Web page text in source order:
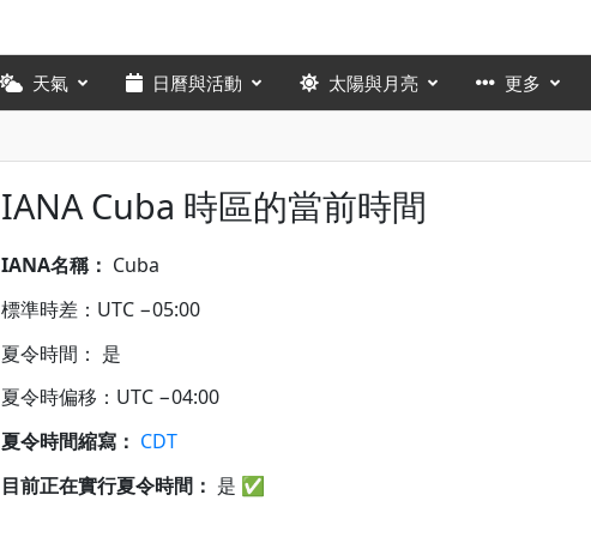
天氣 日曆與活動 太陽與月亮 更多
IANA Cuba 時區的當前時間
IANA名稱： Cuba
標準時差：UTC −05:00
夏令時間： 是
夏令時偏移：UTC −04:00
夏令時間縮寫： CDT
目前正在實行夏令時間： 是 ✅